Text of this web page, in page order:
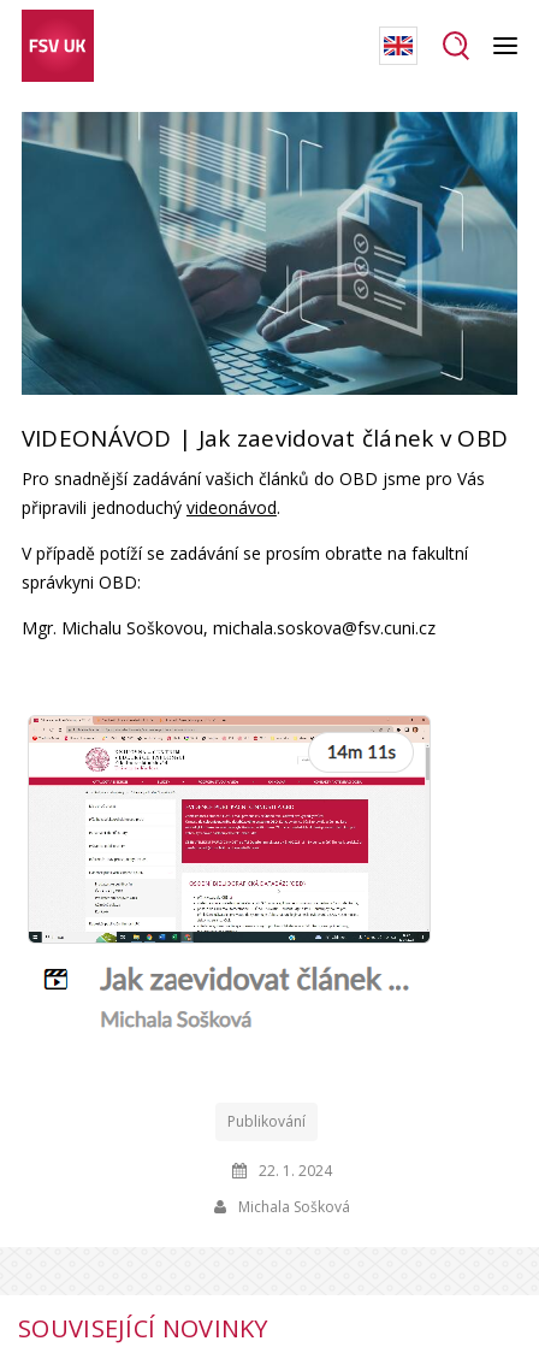
VIDEONÁVOD | Jak zaevidovat článek v OBD
Pro snadnější zadávání vašich článků do OBD jsme pro Vás
připravili jednoduchý videonávod.
V případě potíží se zadávání se prosím obraťte na fakultní
správkyni OBD:
Mgr. Michalu Soškovou, michala.soskova@fsv.cuni.cz
Publikování
22. 1. 2024
Michala Sošková
SOUVISEJÍCÍ NOVINKY